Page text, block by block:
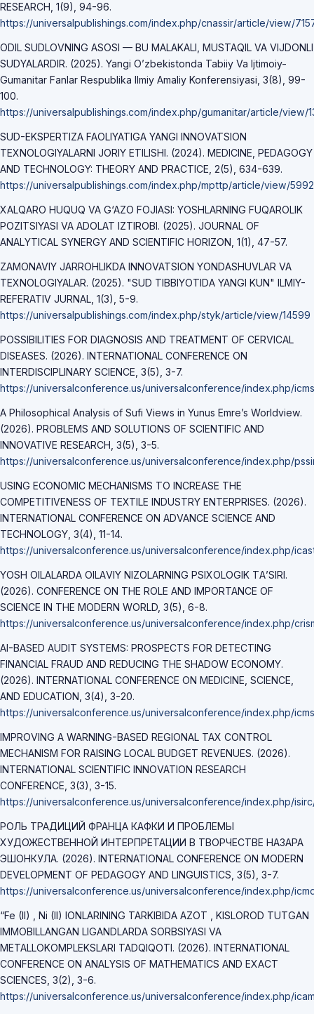
RESEARCH, 1(9), 94-96.
https://universalpublishings.com/index.php/cnassir/article/view/
ODIL SUDLOVNING ASOSI — BU MALAKALI, MUSTAQIL VA VIJDONLI
SUDYALARDIR. (2025). Yangi O’zbekistonda Tabiiy Va Ijtimoiy-
Gumanitar Fanlar Respublika Ilmiy Amaliy Konferensiyasi, 3(8), 99-
100.
https://universalpublishings.com/index.php/gumanitar/article/view/
SUD-EKSPERTIZA FAOLIYATIGA YANGI INNOVATSION
TEXNOLOGIYALARNI JORIY ETILISHI. (2024). MEDICINE, PEDAGOGY
AND TECHNOLOGY: THEORY AND PRACTICE, 2(5), 634-639.
https://universalpublishings.com/index.php/mpttp/article/view/5992
XALQARO HUQUQ VA G‘AZO FOJIASI: YOSHLARNING FUQAROLIK
POZITSIYASI VA ADOLAT IZTIROBI. (2025). JOURNAL OF
ANALYTICAL SYNERGY AND SCIENTIFIC HORIZON, 1(1), 47-57.
ZAMONAVIY JARROHLIKDA INNOVATSION YONDASHUVLAR VA
TEXNOLOGIYALAR. (2025). "SUD TIBBIYOTIDA YANGI KUN" ILMIY-
REFERATIV JURNAL, 1(3), 5-9.
https://universalpublishings.com/index.php/styk/article/view/14599
POSSIBILITIES FOR DIAGNOSIS AND TREATMENT OF CERVICAL
DISEASES. (2026). INTERNATIONAL CONFERENCE ON
INTERDISCIPLINARY SCIENCE, 3(5), 3-7.
https://universalconference.us/universalconference/index.php/
A Philosophical Analysis of Sufi Views in Yunus Emre’s Worldview.
(2026). PROBLEMS AND SOLUTIONS OF SCIENTIFIC AND
INNOVATIVE RESEARCH, 3(5), 3-5.
https://universalconference.us/universalconference/index.php/
USING ECONOMIC MECHANISMS TO INCREASE THE
COMPETITIVENESS OF TEXTILE INDUSTRY ENTERPRISES. (2026).
INTERNATIONAL CONFERENCE ON ADVANCE SCIENCE AND
TECHNOLOGY, 3(4), 11-14.
https://universalconference.us/universalconference/index.php/
YОSH ОILАLАRDА ОILАVIY NIZОLАRNING РSIХОLОGIK TА’SIRI.
(2026). CONFERENCE ON THE ROLE AND IMPORTANCE OF
SCIENCE IN THE MODERN WORLD, 3(5), 6-8.
https://universalconference.us/universalconference/index.php/
AI-BASED AUDIT SYSTEMS: PROSPECTS FOR DETECTING
FINANCIAL FRAUD AND REDUCING THE SHADOW ECONOMY.
(2026). INTERNATIONAL CONFERENCE ON MEDICINE, SCIENCE,
AND EDUCATION, 3(4), 3-20.
https://universalconference.us/universalconference/index.php/
IMPROVING A WARNING-BASED REGIONAL TAX CONTROL
MECHANISM FOR RAISING LOCAL BUDGET REVENUES. (2026).
INTERNATIONAL SCIENTIFIC INNOVATION RESEARCH
CONFERENCE, 3(3), 3-15.
https://universalconference.us/universalconference/index.php/
РОЛЬ ТРАДИЦИЙ ФРАНЦА КАФКИ И ПРОБЛЕМЫ
ХУДОЖЕСТВЕННОЙ ИНТЕРПРЕТАЦИИ В ТВОРЧЕСТВЕ НАЗАРА
ЭШОНКУЛА. (2026). INTERNATIONAL CONFERENCE ON MODERN
DEVELOPMENT OF PEDAGOGY AND LINGUISTICS, 3(5), 3-7.
https://universalconference.us/universalconference/index.php/
“Fe (II) , Ni (II) IONLARINING TARKIBIDA AZOT , KISLOROD TUTGAN
IMMOBILLANGAN LIGANDLARDA SORBSIYASI VA
METALLOKOMPLEKSLARI TADQIQOTI. (2026). INTERNATIONAL
CONFERENCE ON ANALYSIS OF MATHEMATICS AND EXACT
SCIENCES, 3(2), 3-6.
https://universalconference.us/universalconference/index.php/